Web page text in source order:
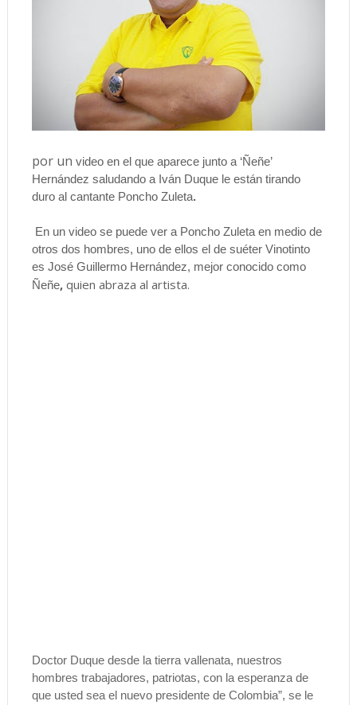
por un video en el que aparece junto a ‘Ñeñe’
Hernández saludando a Iván Duque le están tirando
duro al cantante Poncho Zuleta.
En un video se puede ver a Poncho Zuleta en medio de
otros dos hombres, uno de ellos el de suéter Vinotinto
es José Guillermo Hernández, mejor conocido como
Ñeñe, quien abraza al artista.
Doctor Duque desde la tierra vallenata, nuestros
hombres trabajadores, patriotas, con la esperanza de
que usted sea el nuevo presidente de Colombia”, se le